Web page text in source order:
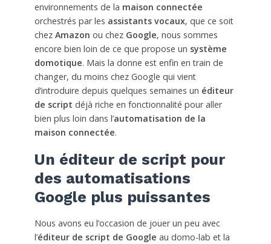
environnements de la maison connectée
orchestrés par les assistants vocaux, que ce soit
chez Amazon ou chez Google, nous sommes
encore bien loin de ce que propose un système
domotique. Mais la donne est enfin en train de
changer, du moins chez Google qui vient
d’introduire depuis quelques semaines un éditeur
de script déjà riche en fonctionnalité pour aller
bien plus loin dans l’automatisation de la
maison connectée.
Un éditeur de script pour
des automatisations
Google plus puissantes
Nous avons eu l’occasion de jouer un peu avec
l’éditeur de script de Google au domo-lab et la